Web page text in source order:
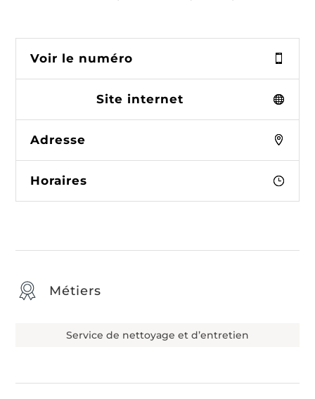
Voir le numéro
Site internet
Adresse
Horaires
Métiers
Service de nettoyage et d’entretien